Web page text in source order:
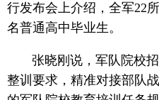
行发布会上介绍，全军22
名普通高中毕业生。
张晓刚说，军队院校
整训要求，精准对接部队